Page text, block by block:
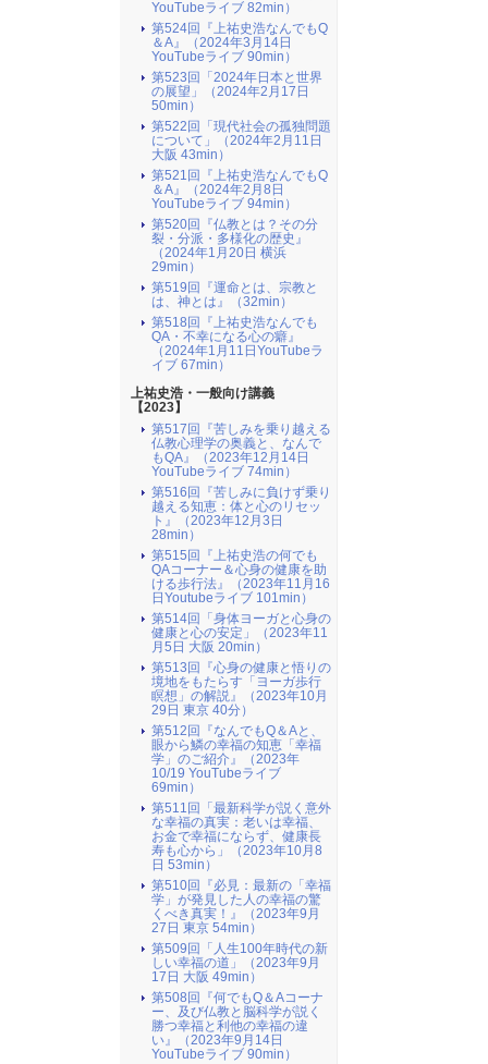
YouTubeライブ 82min）
第524回『上祐史浩なんでもQ
＆A』（2024年3月14日
YouTubeライブ 90min）
第523回「2024年日本と世界
の展望」（2024年2月17日
50min）
第522回「現代社会の孤独問題
について」（2024年2月11日
大阪 43min）
第521回『上祐史浩なんでもQ
＆A』（2024年2月8日
YouTubeライブ 94min）
第520回『仏教とは？その分
裂・分派・多様化の歴史』
（2024年1月20日 横浜
29min）
第519回『運命とは、宗教と
は、神とは』（32min）
第518回『上祐史浩なんでも
QA・不幸になる心の癖』
（2024年1月11日YouTubeラ
イブ 67min）
上祐史浩・一般向け講義
【2023】
第517回『苦しみを乗り越える
仏教心理学の奥義と、なんで
もQA』（2023年12月14日
YouTubeライブ 74min）
第516回『苦しみに負けず乗り
越える知恵：体と心のリセッ
ト』（2023年12月3日
28min）
第515回『上祐史浩の何でも
QAコーナー＆心身の健康を助
ける歩行法』（2023年11月16
日Youtubeライブ 101min）
第514回「身体ヨーガと心身の
健康と心の安定」（2023年11
月5日 大阪 20min）
第513回『心身の健康と悟りの
境地をもたらす「ヨーガ歩行
瞑想」の解説』（2023年10月
29日 東京 40分）
第512回『なんでもQ＆Aと、
眼から鱗の幸福の知恵「幸福
学」のご紹介』（2023年
10/19 YouTubeライブ
69min）
第511回「最新科学が説く意外
な幸福の真実：老いは幸福、
お金で幸福にならず、健康長
寿も心から」（2023年10月8
日 53min）
第510回『必見：最新の「幸福
学」が発見した人の幸福の驚
くべき真実！』（2023年9月
27日 東京 54min）
第509回「人生100年時代の新
しい幸福の道」（2023年9月
17日 大阪 49min）
第508回『何でもQ＆Aコーナ
ー、及び仏教と脳科学が説く
勝つ幸福と利他の幸福の違
い』（2023年9月14日
YouTubeライブ 90min）